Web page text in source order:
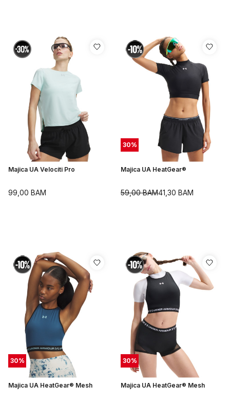
Majica UA Velociti Pro
99,00 BAM
30%
Majica UA HeatGear®
41,30 BAM
59,00BAM
30%
Majica UA HeatGear® Mesh
30%
Majica UA HeatGear® Mesh